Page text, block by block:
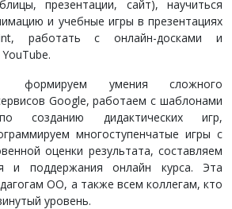
презентации, сайт), научиться
и учебные игры в презентациях
работать с онлайн-досками и
умения сложного
Google, работаем с шаблонами
созданию дидактических игр,
многоступенчатые игры с
оценки результата, составляем
и поддержания онлайн курса. Эта
ОО, а также всем коллегам, кто
уровень.